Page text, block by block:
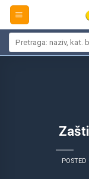
Skip
content
POSTED